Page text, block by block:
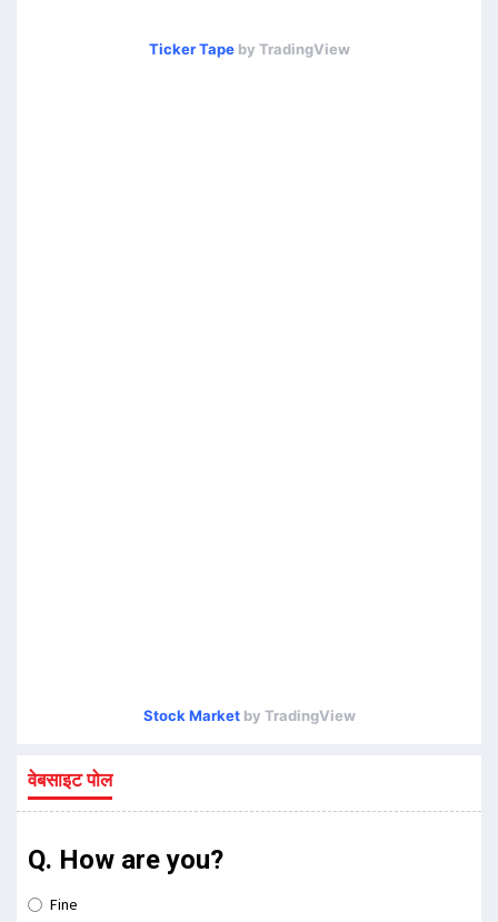
Ticker Tapeby TradingView
Stock Marketby TradingView
वेबसाइट पोल
Q. How are you?
Fine